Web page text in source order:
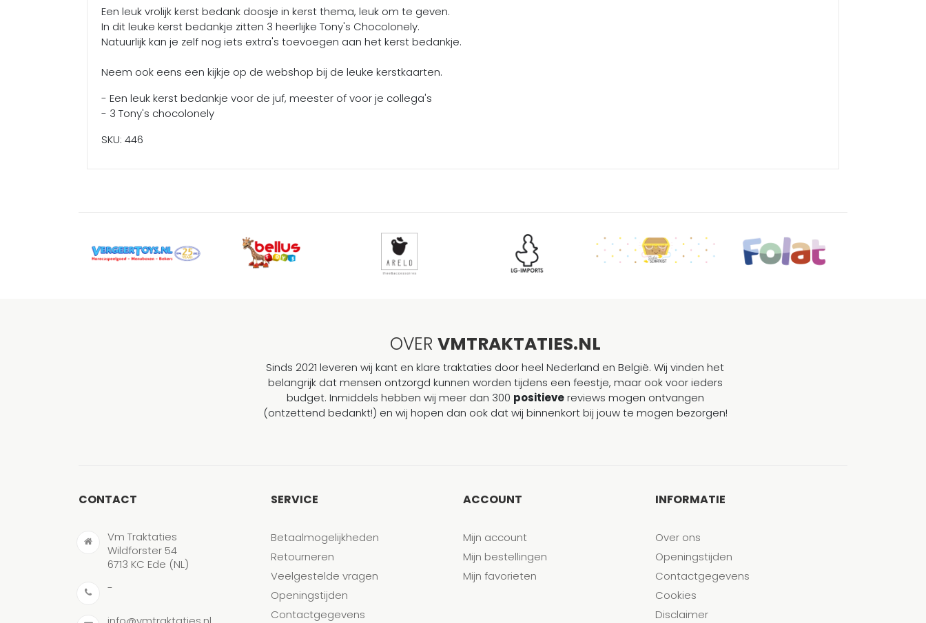
Een leuk vrolijk kerst bedank doosje in kerst thema, leuk om te geven.
In dit leuke kerst bedankje zitten 3 heerlijke Tony's Chocolonely.
Natuurlijk kan je zelf nog iets extra's toevoegen aan het kerst bedankje.
Neem ook eens een kijkje op de webshop bij de leuke kerstkaarten.
- Een leuk kerst bedankje voor de juf, meester of voor je collega's
- 3 Tony's chocolonely
SKU: 446
OVER VMTRAKTATIES.NL
Sinds 2021 leveren wij kant en klare traktaties door heel Nederland en België. Wij vinden het
belangrijk dat mensen ontzorgd kunnen worden tijdens een feestje, maar ook voor ieders
budget. Inmiddels hebben wij meer dan 300 positievereviews mogen ontvangen
(ontzettend bedankt!) en wij hopen dan ook dat wij binnenkort bij jouw te mogen bezorgen!
CONTACT
Vm Traktaties
Wildforster 54
6713 KC Ede (NL)
-
SERVICE
Betaalmogelijkheden
Retourneren
Veelgestelde vragen
Openingstijden
Contactgegevens
ACCOUNT
Mijn account
Mijn bestellingen
Mijn favorieten
INFORMATIE
Over ons
Openingstijden
Contactgegevens
Cookies
Disclaimer